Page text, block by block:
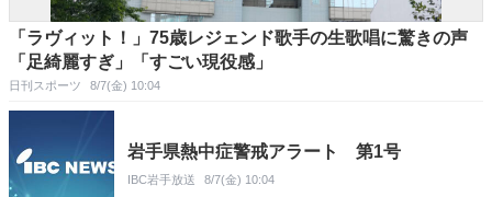
「ラヴィット！」75歳レジェンド歌手の生歌唱に驚きの声
「足綺麗すぎ」「すごい現役感」
日刊スポーツ 8/7(金) 10:04
岩手県熱中症警戒アラート 第1号
IBC岩手放送 8/7(金) 10:04